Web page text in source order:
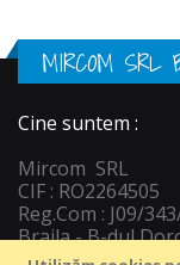
MIRCOM SRL
Cine suntem :
Mircom SRL
CIF : RO2264505
Reg.Com : J09/
Braila - B-dul
Informatii contact